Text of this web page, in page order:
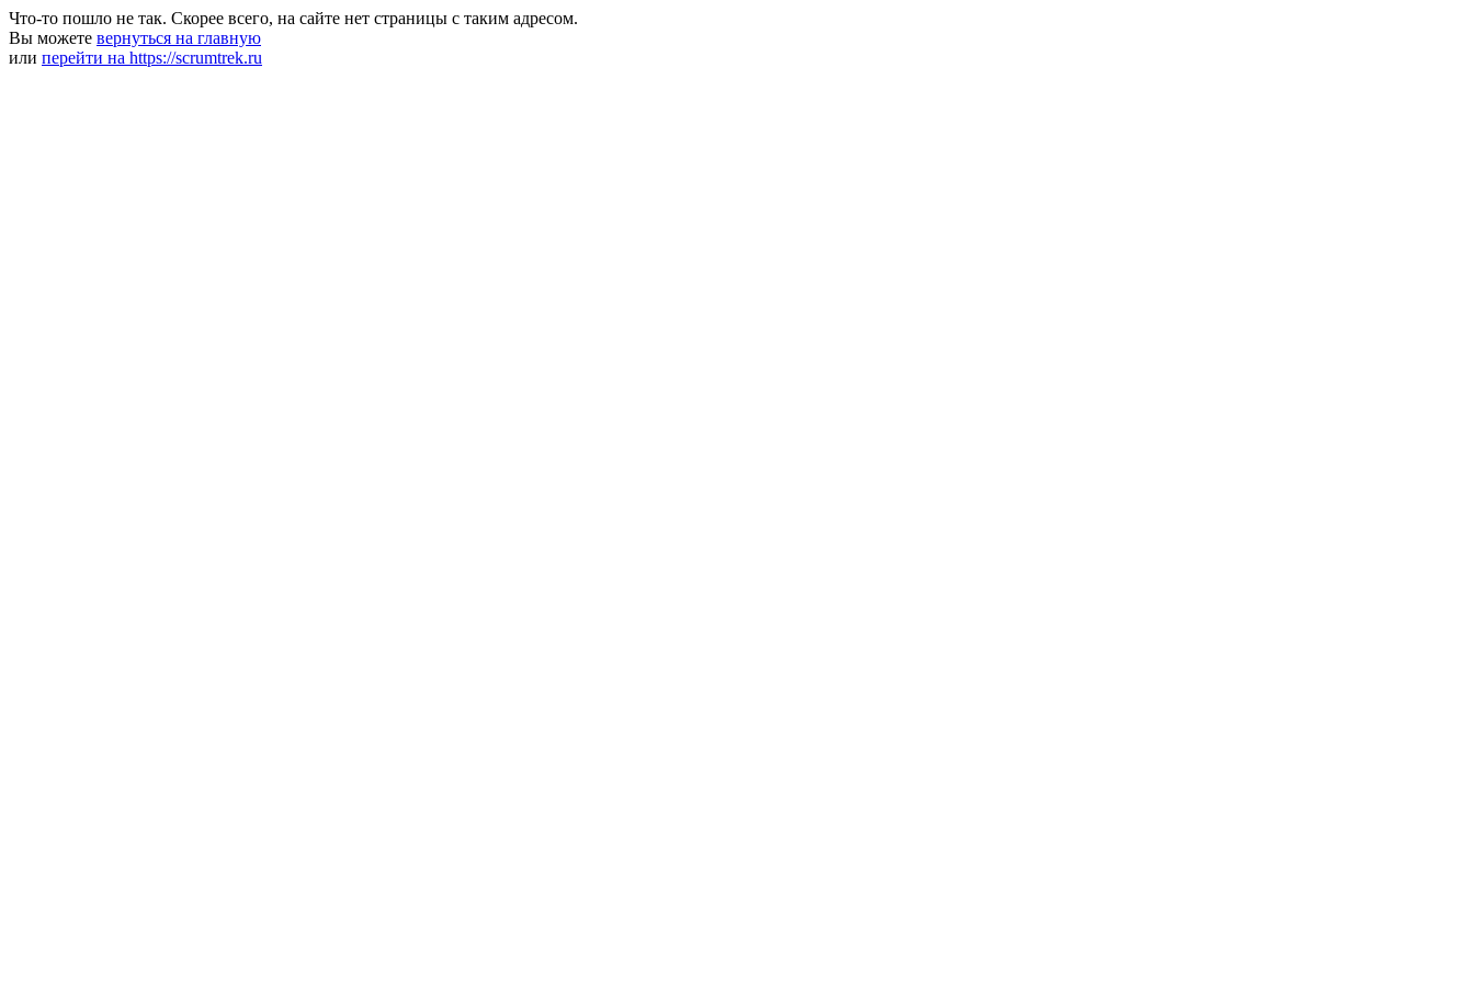
Что-то пошло не так. Скорее всего, на сайте нет страницы с таким адресом.
Вы можете вернуться на главную
или перейти на https://scrumtrek.ru